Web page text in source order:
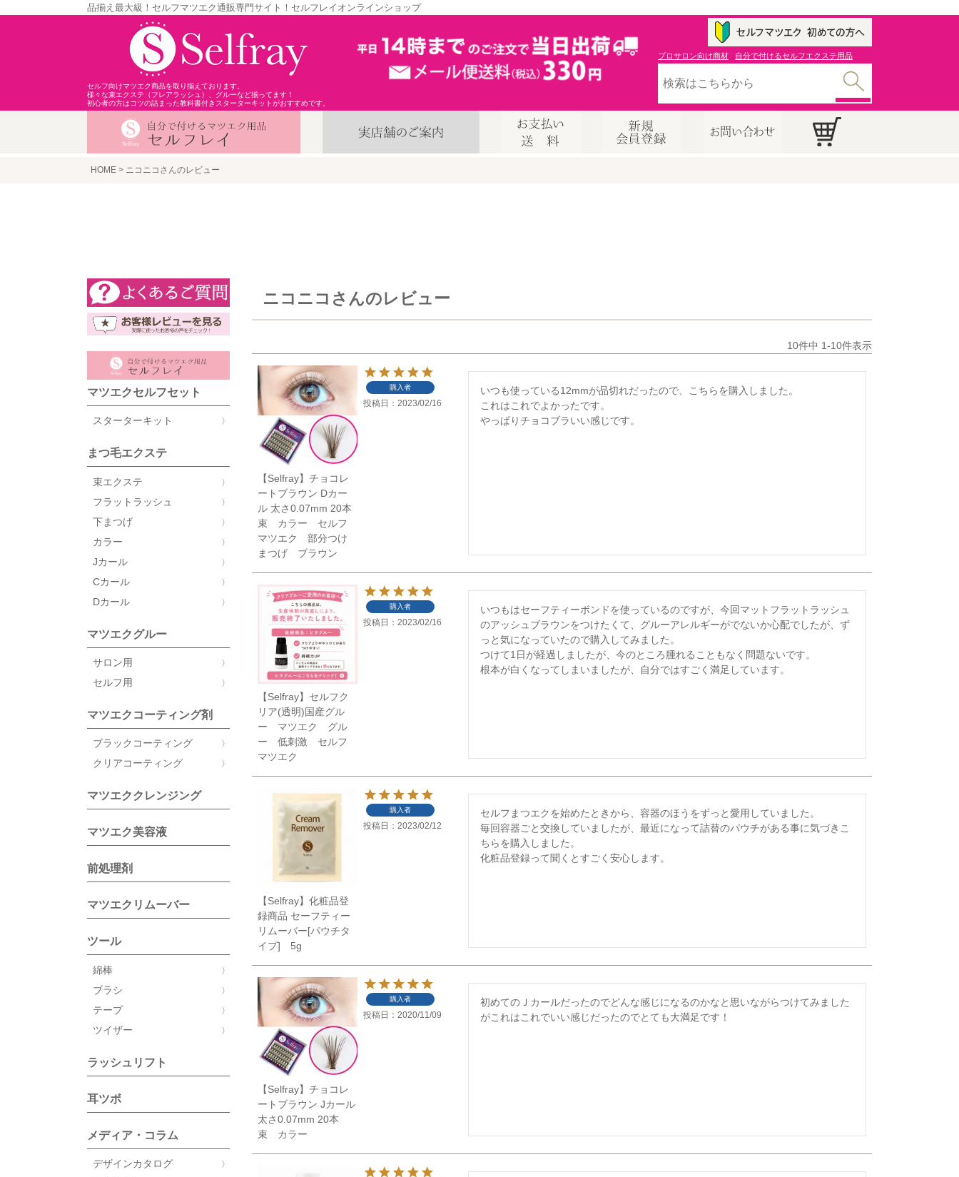
品揃え最大級！セルフマツエク通販専門サイト！セルフレイオンラインショップ
セルフ向けマツエク商品を取り揃えております。
様々な束エクステ（フレアラッシュ）、グルーなど揃ってます！
初心者の方はコツの詰まった教科書付きスターターキットがおすすめです。
プロサロン向け商材 自分で付けるセルフエクステ用品
HOME ニコニコさんのレビュー
マツエクセルフセット
スターターキット
まつ毛エクステ
束エクステ
フラットラッシュ
下まつげ
カラー
Jカール
Cカール
Dカール
マツエクグルー
サロン用
セルフ用
マツエクコーティング剤
ブラックコーティング
クリアコーティング
マツエククレンジング
マツエク美容液
前処理剤
マツエクリムーバー
ツール
綿棒
ブラシ
テープ
ツイザー
ラッシュリフト
耳ツボ
メディア・コラム
デザインカタログ
ニコニコさんのレビュー
10件中 1-10件表示
【Selfray】チョコレ
ートブラウン Dカー
ル 太さ0.07mm 20本
束 カラー セルフ
マツエク 部分つけ
まつげ ブラウン
購入者
投稿日 2023/02/16
いつも使っている12mmが品切れだったので、こちらを購入しました。
これはこれでよかったです。
やっぱりチョコブラいい感じです。
【Selfray】セルフク
リア(透明)国産グル
ー マツエク グル
ー 低刺激 セルフ
マツエク
購入者
投稿日 2023/02/16
いつもはセーフティーボンドを使っているのですが、今回マットフラットラッシュ
のアッシュブラウンをつけたくて、グルーアレルギーがでないか心配でしたが、ず
っと気になっていたので購入してみました。
つけて1日が経過しましたが、今のところ腫れることもなく問題ないです。
根本が白くなってしまいましたが、自分ではすごく満足しています。
【Selfray】化粧品登
録商品 セーフティー
リムーバー[パウチタ
イプ] 5g
購入者
投稿日 2023/02/12
セルフまつエクを始めたときから、容器のほうをずっと愛用していました。
毎回容器ごと交換していましたが、最近になって詰替のパウチがある事に気づきこ
ちらを購入しました。
化粧品登録って聞くとすごく安心します。
【Selfray】チョコレ
ートブラウン Jカール
太さ0.07mm 20本
束 カラー
購入者
投稿日 2020/11/09
初めてのＪカールだったのでどんな感じになるのかなと思いながらつけてみました
がこれはこれでいい感じだったのでとても大満足です！